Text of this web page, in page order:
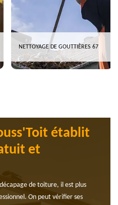
NETTOYAGE DE GOUTTIÈRES 67
établit
et
de toiture, il est plus
On peut vérifier ses